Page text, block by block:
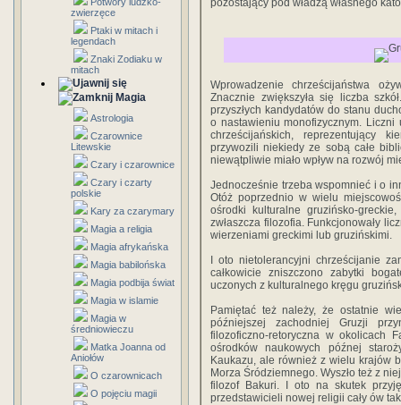
zwierzęce
Ptaki w mitach i
legendach
Znaki Zodiaku w
mitach
Magia
Astrologia
Czarownice
Litewskie
Czary i czarownice
Czary i czarty
polskie
Kary za czarymary
Magia a religia
Magia afrykańska
Magia babilońska
Magia podbija świat
Magia w islamie
Magia w
średniowieczu
Matka Joanna od
Aniołów
O czarownicach
O pojęciu magii
pozostający pod władzą własnego
Wprowadzenie chrześcijaństwa
Znacznie zwiększyła się liczba
przyszłych kandydatów do stanu
o nastawieniu monofizycznym.
chrześcijańskich, reprezentujący
przywozili niekiedy ze sobą całe
niewątpliwie miało wpływ na rozwój
Jednocześnie trzeba wspomnieć i o
Otóż poprzednio w wielu
ośrodki kulturalne gruzińsko-
zwłaszcza filozofia. Funkcjonowały
wierzeniami greckimi lub gruzińskimi.
I oto nietolerancyjni chrześcijanie
całkowicie zniszczono zabytki
uczonych z kulturalnego kręgu
Pamiętać też należy, że ostatnie
późniejszej zachodniej Gruzji
filozoficzno-retoryczna w okolicach
ośrodków naukowych późnej
Kaukazu, ale również z wielu krajów
Morza Śródziemnego. Wyszło też z
filozof Bakuri. I oto na skutek
przedstawicieli nowej religii cały ów